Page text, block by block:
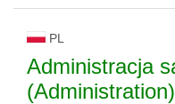
PL
Administracja
(Administration)